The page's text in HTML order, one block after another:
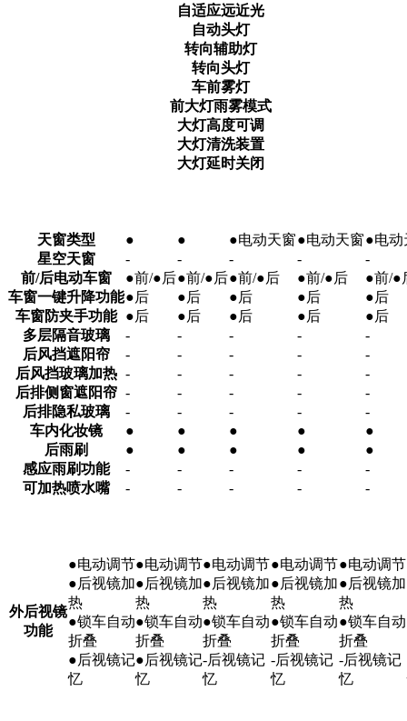
自适应远近光
自动头灯
转向辅助灯
转向头灯
车前雾灯
前大灯雨雾模式
大灯高度可调
大灯清洗装置
大灯延时关闭
天窗类型 ● ● ●电动天窗●电动天窗●电动
星空天窗
- - - -
-
前/后电动车窗
●前/●后●前/●后●前/●后 ●前/●后
●前/●
车窗一键升降功能●后 ●后 ●后 ●后
●后
车窗防夹手功能 ●后 ●后 ●后 ●后
●后
多层隔音玻璃
- - - -
-
后风挡遮阳帘
- - - -
-
后风挡玻璃加热 - - - -
-
后排侧窗遮阳帘 - - - -
-
后排隐私玻璃
- - - -
-
车内化妆镜
● ● ● ●
●
后雨刷
● ● ● ●
●
感应雨刷功能
- - - -
-
可加热喷水嘴
- - - - -
外后视镜
功能
●电动调节
●后视镜加
热
●锁车自动
折叠
●后视镜记
忆
●电动调节
●后视镜加
热
●锁车自动
折叠
●后视镜记
忆
●电动调节
●后视镜加
热
●锁车自动
折叠
-后视镜记
忆
●电动调节
●后视镜加
热
●锁车自动
折叠
-后视镜记
忆
●电动调节
●后视镜加
热
●锁车自动
折叠
-后视镜记
忆